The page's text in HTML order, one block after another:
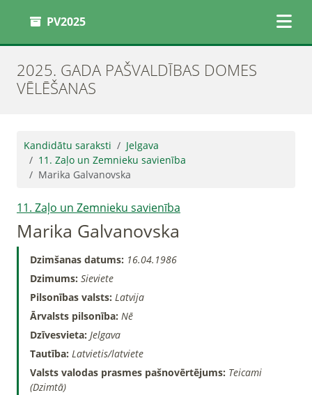
PV2025
2025. GADA PAŠVALDĪBAS DOMES
VĒLĒŠANAS
Kandidātu saraksti
Jelgava
11. Zaļo un Zemnieku savienība
Marika Galvanovska
11. Zaļo un Zemnieku savienība
Marika Galvanovska
Dzimšanas datums: 16.04.1986
Dzimums: Sieviete
Pilsonības valsts: Latvija
Ārvalsts pilsonība: Nē
Dzīvesvieta: Jelgava
Tautība: Latvietis/latviete
Valsts valodas prasmes pašnovērtējums: Teicami
(Dzimtā)